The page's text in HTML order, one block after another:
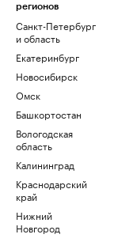
регионов
Санкт-Петербург
и область
Екатеринбург
Новосибирск
Омск
Башкортостан
Вологодская
область
Калининград
Краснодарский
край
Нижний
Новгород